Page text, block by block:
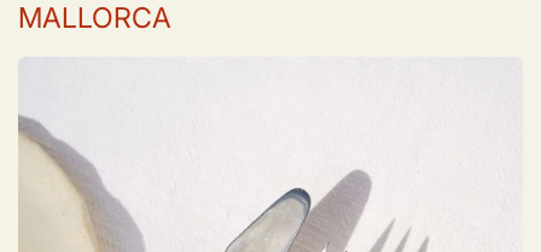
MALLORCA